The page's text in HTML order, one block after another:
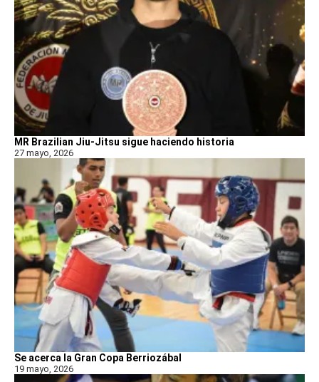
MR Brazilian Jiu-Jitsu sigue haciendo historia
27 mayo, 2026
Se acerca la Gran Copa Berriozábal
19 mayo, 2026